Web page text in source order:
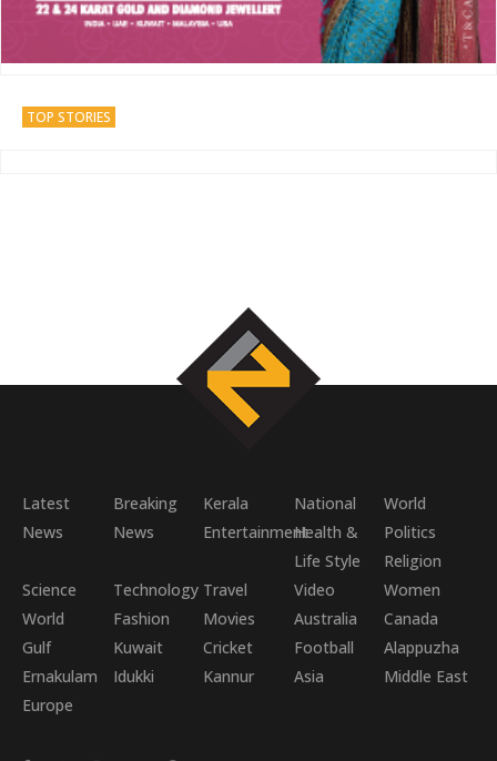
TOP STORIES
Latest
News
Breaking
News
Kerala National
World
EntertainmentHealth &
Life Style
Politics
Religion
Science
World
Technology Travel Video
Women
Fashion
Movies Australia
Canada
Gulf
Kuwait Cricket Football
Alappuzha
Ernakulam
Idukki Kannur Asia
Middle East
Europe